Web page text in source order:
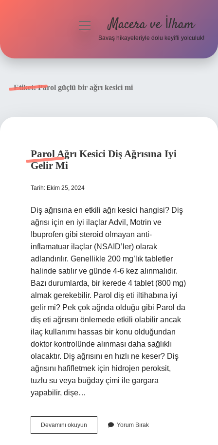
menüyüMacera ve İlham
Savaş hikayeleriyle dolu keyifli yolculuk!
Etiket:Parol güçlü bir ağrı kesici mi
Parol Ağrı Kesici Diş Ağrısına Iyi
Gelir Mi
Tarih: Ekim 25, 2024
Diş ağrısına en etkili ağrı kesici hangisi? Diş
ağrısı için en iyi ilaçlar Advil, Motrin ve
Ibuprofen gibi steroid olmayan anti-
inflamatuar ilaçlar (NSAID’ler) olarak
adlandırılır. Genellikle 200 mg’lık tabletler
halinde satılır ve günde 4-6 kez alınmalıdır.
Bazı durumlarda, bir kerede 4 tablet (800 mg)
almak gerekebilir. Parol diş eti iltihabına iyi
gelir mi? Pek çok ağrıda olduğu gibi Parol da
diş eti ağrısını önlemede etkili olabilir ancak
ilaç kullanımı hassas bir konu olduğundan
doktor kontrolünde alınması daha sağlıklı
olacaktır. Diş ağrısını en hızlı ne keser? Diş
ağrısını hafifletmek için hidrojen peroksit,
tuzlu su veya buğday çimi ile gargara
yapabilir, dişe…
Devamını okuyun
Ağrı
Yorum Bırak